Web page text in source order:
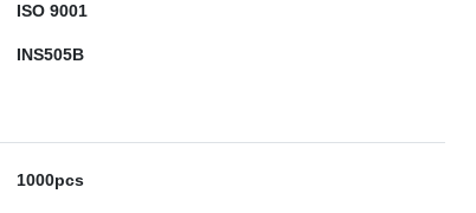
ISO 9001
INS505B
1000pcs